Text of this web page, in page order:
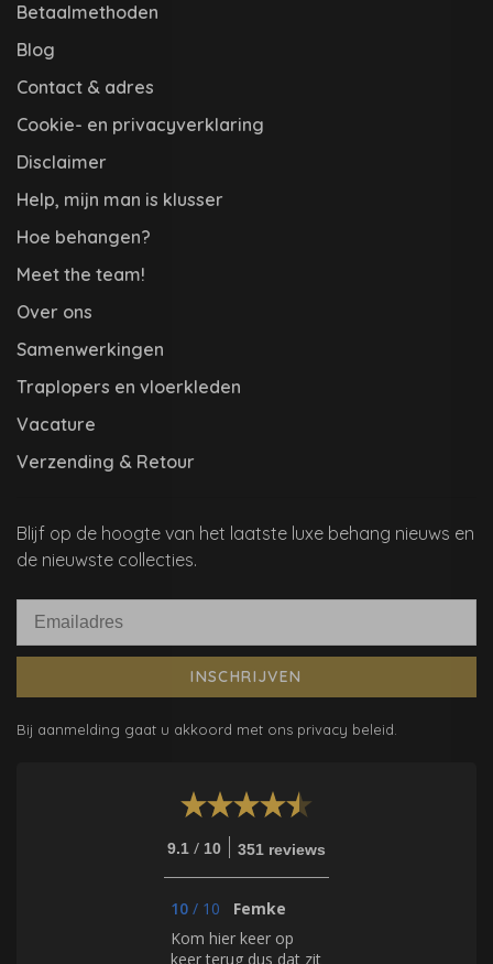
Betaalmethoden
Blog
Contact & adres
Cookie- en privacyverklaring
Disclaimer
Help, mijn man is klusser
Hoe behangen?
Meet the team!
Over ons
Samenwerkingen
Traplopers en vloerkleden
Vacature
Verzending & Retour
Blijf op de hoogte van het laatste luxe behang nieuws en
de nieuwste collecties.
INSCHRIJVEN
Bij aanmelding gaat u akkoord met ons privacy beleid.
9.1 / 10 351 reviews
10 / 10
Femke
Kom hier keer op
keer terug dus dat zit